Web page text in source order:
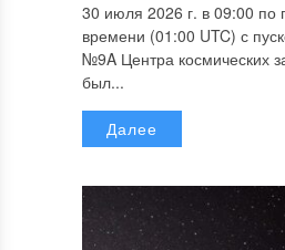
30 июля 2026 г. в 09:00 по
времени (01:00 UTC) с
№9A Центра космических
был...
Далее